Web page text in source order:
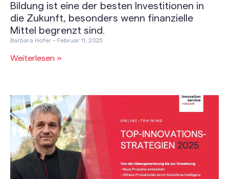
Bildung ist eine der besten Investitionen in
die Zukunft, besonders wenn finanzielle
Mittel begrenzt sind.
Barbara Hofer Februar 11, 2025
Weiterlesen »